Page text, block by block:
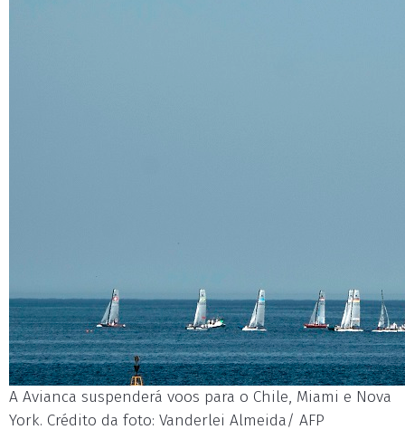
A Avianca suspenderá voos para o Chile, Miami e Nova
York. Crédito da foto: Vanderlei Almeida/ AFP